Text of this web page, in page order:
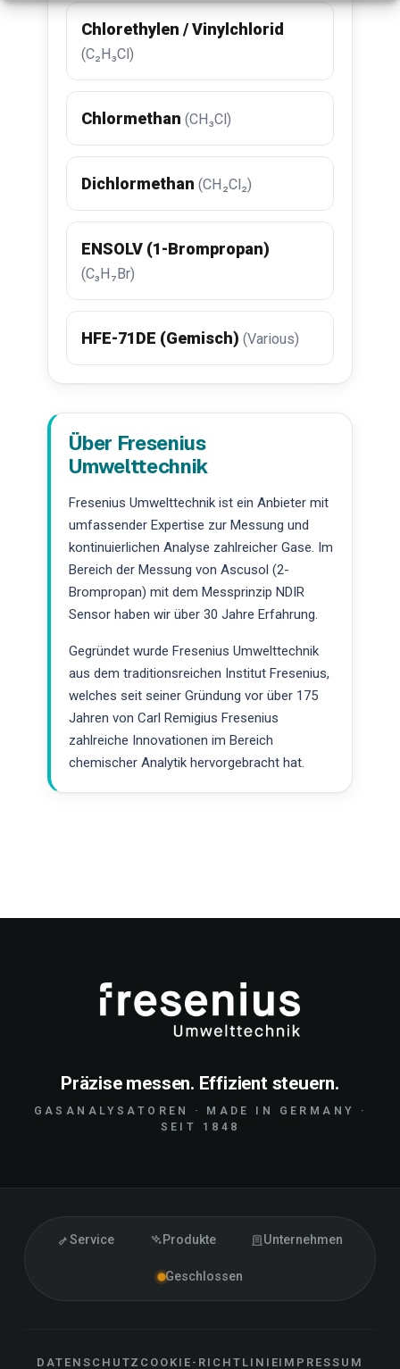
Chlorethylen / Vinylchlorid
(C₂H₃Cl)
Chlormethan (CH₃Cl)
Dichlormethan (CH₂Cl₂)
ENSOLV (1-Brompropan)
(C₃H₇Br)
HFE-71DE (Gemisch) (Various)
Über Fresenius
Umwelttechnik
Fresenius Umwelttechnik ist ein Anbieter mit
umfassender Expertise zur Messung und
kontinuierlichen Analyse zahlreicher Gase. Im
Bereich der Messung von Ascusol (2-
Brompropan) mit dem Messprinzip NDIR
Sensor haben wir über 30 Jahre Erfahrung.
Gegründet wurde Fresenius Umwelttechnik
aus dem traditionsreichen Institut Fresenius,
welches seit seiner Gründung vor über 175
Jahren von Carl Remigius Fresenius
zahlreiche Innovationen im Bereich
chemischer Analytik hervorgebracht hat.
Präzise messen. Effizient steuern.
GASANALYSATOREN · MADE IN GERMANY ·
SEIT 1848
Service Produkte Unternehmen
Geschlossen
DATENSCHUTZ COOKIE-RICHTLINIEIMPRESSUM